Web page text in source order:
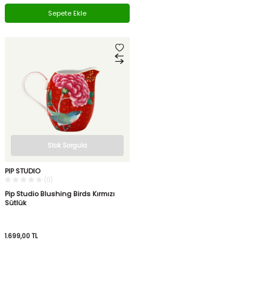
Sepete Ekle
Stok Sorgula
PIP STUDIO
(0)
Pip Studio Blushing Birds Kırmızı
Sütlük
1.699,00 TL